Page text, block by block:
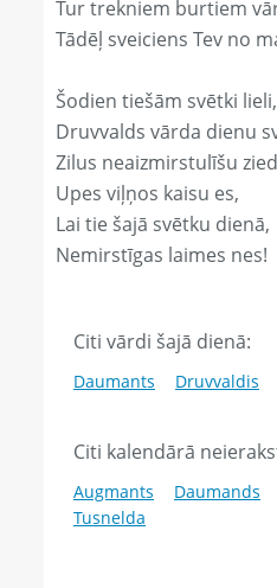
Tur trekniem burtiem
Tādēļ sveiciens Tev no
Šodien tiešām svētki lieli,
Druvvalds vārda dienu
Zilus neaizmirstulīšu
Upes viļņos kaisu es,
Lai tie šajā svētku dienā,
Nemirstīgas laimes nes!
Citi vārdi šajā dienā:
Daumants Druvvaldis
Citi kalendārā
Augmants Daumands
Tusnelda